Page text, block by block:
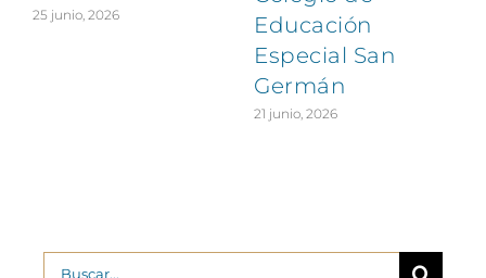
25 junio, 2026
Educación
Especial San
Germán
21 junio, 2026
Buscar: